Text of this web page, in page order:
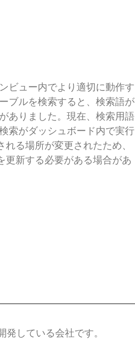
ビュー内でより適切に動作す
ブルを検索すると、検索語が
ありました。現在、検索用語
索がダッシュボード内で実行
る場所が変更されたため、
更新する必要がある場合があ
している会社です。